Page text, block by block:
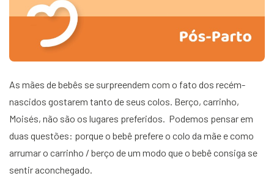
As mães de bebês se surpreendem com o fato dos recém-
nascidos gostarem tanto de seus colos. Berço, carrinho,
Moisés, não são os lugares preferidos. Podemos pensar em
duas questões: porque o bebê prefere o colo da mãe e como
arrumar o carrinho / berço de um modo que o bebê consiga se
sentir aconchegado.